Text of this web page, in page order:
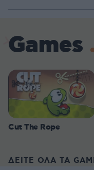
Games
Cut The Rope
ΔΕΙΤΕ ΟΛΑ ΤΑ